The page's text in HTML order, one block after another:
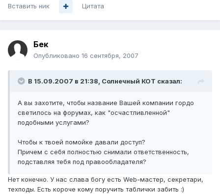
Вставить ник Цитата
Бек
Опубликовано 16 сентября, 2007
В 15.09.2007 в 21:38, Солнечный КОТ сказал:
А вы захотите, чтобы название Вашей компании гордо
светилось на форумах, как "осчастливленной"
подобными услугами?
Чтобы к твоей помойке давали доступ?
Причем с себя полностью снимали ответственность,
подставляя тебя под правообладателя?
Нет конечно. У нас слава богу есть Web-мастер, секретари,
техподы. Есть короче кому поручить таблички забить :)